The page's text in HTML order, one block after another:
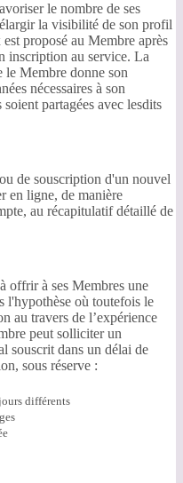
le nombre de ses
la visibilité de son profil
proposé au Membre après
inscription au service. La
le Membre donne son
nécessaires à son
partagées avec lesdits
de souscription d'un nouvel
en ligne, de manière
au récapitulatif détaillé de
offrir à ses Membres une
l'hypothèse où toutefois le
au travers de l’expérience
peut solliciter un
souscrit dans un délai de
sous réserve :
différents